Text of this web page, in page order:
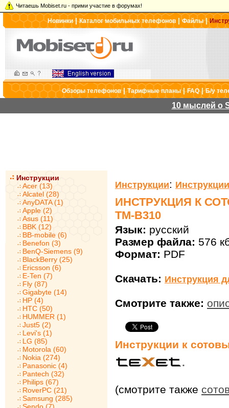
Читаешь Mobiset.ru - прими участие в форумах!
Новинки|Каталог мобильных телефонов |Файлы|
Обзоры телефонов|Тарифные планы|FAQ|Б/у
10 мыслей о
Инструкции
Acer (13)
Alcatel (28)
AnyDATA (1)
Apple (2)
Asus (11)
BBK (12)
BB-mobile (6)
Benefon (3)
BenQ-Siemens (9)
BlackBerry (25)
Ericsson (6)
E-Ten (7)
Fly (87)
Gigabyte (14)
HP (4)
HTC (50)
HUMMER (1)
Just5 (2)
Levi's (1)
LG (85)
Motorola (60)
Nokia (274)
Panasonic (4)
Pantech (32)
Philips (67)
RoverPC (21)
Samsung (285)
Инструкции:
ИНСТРУКЦИЯ К
TM-B310
Язык: русский
Размер файла: 576
Формат: PDF
Скачать: Инструкция
Смотрите также:
Инструкции к
(смотрите также